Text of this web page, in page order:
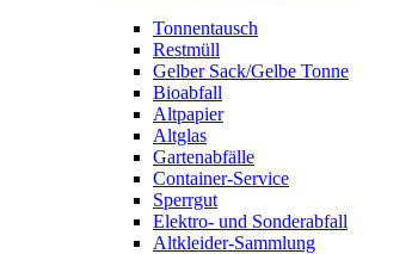
Tonnentausch
Restmüll
Gelber Sack/Gelbe Tonne
Bioabfall
Altpapier
Altglas
Gartenabfälle
Container-Service
Sperrgut
Elektro- und Sonderabfall
Altkleider-Sammlung